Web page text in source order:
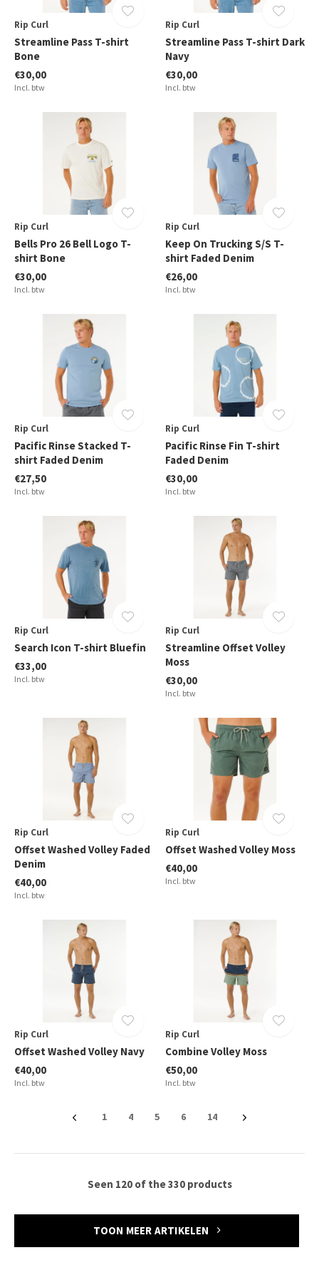
Rip Curl
Streamline Pass T-shirt
Bone
€30,00
Incl. btw
Rip Curl
Streamline Pass T-shirt Dark
Navy
€30,00
Incl. btw
Rip Curl
Bells Pro 26 Bell Logo T-
shirt Bone
€30,00
Incl. btw
Rip Curl
Keep On Trucking S/S T-
shirt Faded Denim
€26,00
Incl. btw
Rip Curl
Pacific Rinse Stacked T-
shirt Faded Denim
€27,50
Incl. btw
Rip Curl
Pacific Rinse Fin T-shirt
Faded Denim
€30,00
Incl. btw
Rip Curl
Search Icon T-shirt Bluefin
€33,00
Incl. btw
Rip Curl
Streamline Offset Volley
Moss
€30,00
Incl. btw
Rip Curl
Offset Washed Volley Faded
Denim
€40,00
Incl. btw
Rip Curl
Offset Washed Volley Moss
€40,00
Incl. btw
Rip Curl
Offset Washed Volley Navy
€40,00
Incl. btw
Rip Curl
Combine Volley Moss
€50,00
Incl. btw
1 4 5 6 14
Seen 120 of the 330 products
TOON MEER ARTIKELEN